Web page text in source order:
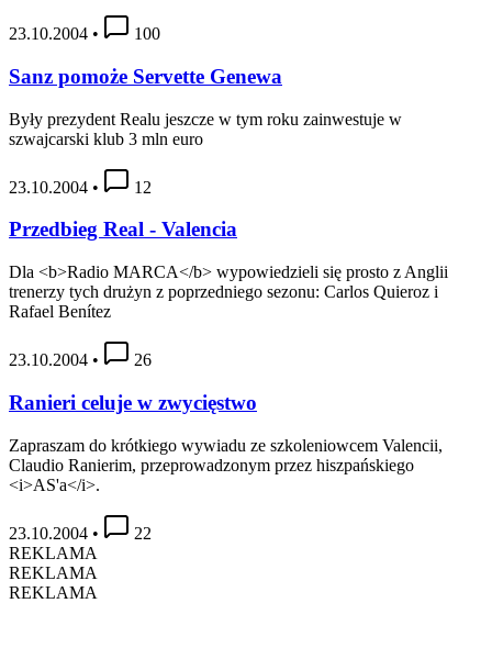
23.10.2004 • 100
Sanz pomoże Servette Genewa
Były prezydent Realu jeszcze w tym roku zainwestuje w
szwajcarski klub 3 mln euro
23.10.2004 • 12
Przedbieg Real - Valencia
Dla <b>Radio MARCA</b> wypowiedzieli się prosto z Anglii
trenerzy tych drużyn z poprzedniego sezonu: Carlos Quieroz i
Rafael Benítez
23.10.2004 • 26
Ranieri celuje w zwycięstwo
Zapraszam do krótkiego wywiadu ze szkoleniowcem Valencii,
Claudio Ranierim, przeprowadzonym przez hiszpańskiego
<i>AS'a</i>.
23.10.2004 •
22
REKLAMA
REKLAMA
REKLAMA